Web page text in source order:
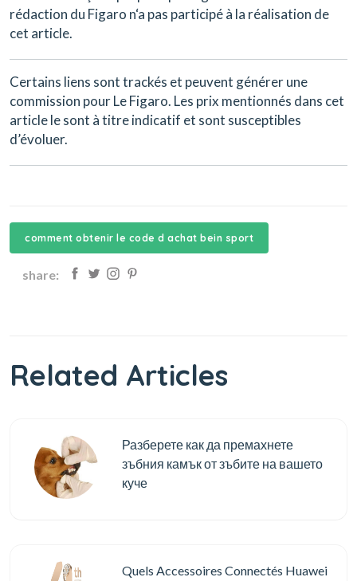
rédaction du Figaro n‘a pas participé à la réalisation de
cet article.
Certains liens sont trackés et peuvent générer une
commission pour Le Figaro. Les prix mentionnés dans cet
article le sont à titre indicatif et sont susceptibles
d’évoluer.
comment obtenir le code d achat bein sport
share:
Related Articles
Разберете как да премахнете
зъбния камък от зъбите на вашето
куче
Quels Accessoires Connectés Huawei